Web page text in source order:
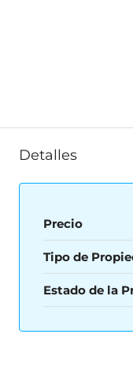
Detalles
Precio
Tipo de
Estado de la